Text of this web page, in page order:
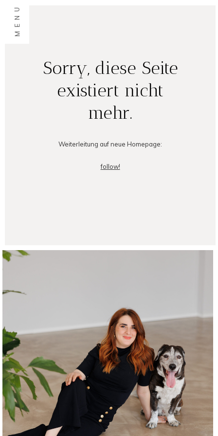
MENU
Sorry, diese Seite
existiert nicht
mehr.
Weiterleitung auf neue Homepage:
follow!